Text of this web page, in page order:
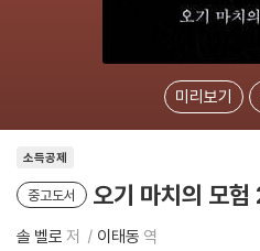
미리보기
소득공제
중고도서 오기 마치의 모험
솔 벨로 저 이태동 역